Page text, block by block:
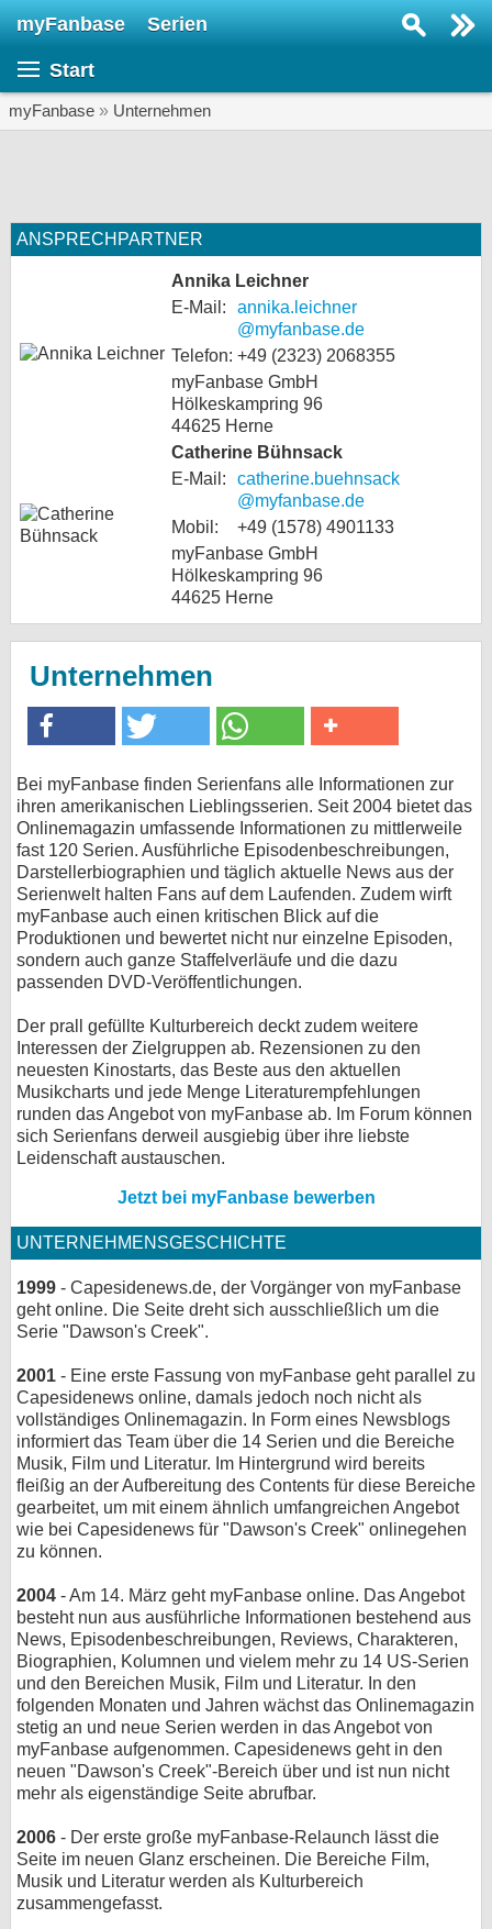
myFanbase Serien
Start
myFanbase » Unternehmen
ANSPRECHPARTNER
Annika Leichner
E-Mail:
annika.leichner
@myfanbase.de
Telefon: +49 (2323) 2068355
myFanbase GmbH
Hölkeskampring 96
44625 Herne
Catherine Bühnsack
E-Mail:
catherine.buehnsack
@myfanbase.de
Mobil:
+49 (1578) 4901133
myFanbase GmbH
Hölkeskampring 96
44625 Herne
Unternehmen
Bei myFanbase finden Serienfans alle Informationen zur
ihren amerikanischen Lieblingsserien. Seit 2004 bietet das
Onlinemagazin umfassende Informationen zu mittlerweile
fast 120 Serien. Ausführliche Episodenbeschreibungen,
Darstellerbiographien und täglich aktuelle News aus der
Serienwelt halten Fans auf dem Laufenden. Zudem wirft
myFanbase auch einen kritischen Blick auf die
Produktionen und bewertet nicht nur einzelne Episoden,
sondern auch ganze Staffelverläufe und die dazu
passenden DVD-Veröffentlichungen.
Der prall gefüllte Kulturbereich deckt zudem weitere
Interessen der Zielgruppen ab. Rezensionen zu den
neuesten Kinostarts, das Beste aus den aktuellen
Musikcharts und jede Menge Literaturempfehlungen
runden das Angebot von myFanbase ab. Im Forum können
sich Serienfans derweil ausgiebig über ihre liebste
Leidenschaft austauschen.
Jetzt bei myFanbase bewerben
UNTERNEHMENSGESCHICHTE
1999 - Capesidenews.de, der Vorgänger von myFanbase
geht online. Die Seite dreht sich ausschließlich um die
Serie "Dawson's Creek".
2001 - Eine erste Fassung von myFanbase geht parallel zu
Capesidenews online, damals jedoch noch nicht als
vollständiges Onlinemagazin. In Form eines Newsblogs
informiert das Team über die 14 Serien und die Bereiche
Musik, Film und Literatur. Im Hintergrund wird bereits
fleißig an der Aufbereitung des Contents für diese Bereiche
gearbeitet, um mit einem ähnlich umfangreichen Angebot
wie bei Capesidenews für "Dawson's Creek" onlinegehen
zu können.
2004 - Am 14. März geht myFanbase online. Das Angebot
besteht nun aus ausführliche Informationen bestehend aus
News, Episodenbeschreibungen, Reviews, Charakteren,
Biographien, Kolumnen und vielem mehr zu 14 US-Serien
und den Bereichen Musik, Film und Literatur. In den
folgenden Monaten und Jahren wächst das Onlinemagazin
stetig an und neue Serien werden in das Angebot von
myFanbase aufgenommen. Capesidenews geht in den
neuen "Dawson's Creek"-Bereich über und ist nun nicht
mehr als eigenständige Seite abrufbar.
2006 - Der erste große myFanbase-Relaunch lässt die
Seite im neuen Glanz erscheinen. Die Bereiche Film,
Musik und Literatur werden als Kulturbereich
zusammengefasst.
Veranstaltungen
Specials
SERVICE
Gewinnspiele
Forum
bei X
bei Facebook
Kontakt
Datenschutz
Cookie-Einstellungen
Impressum
Desktop-Ansicht
myFanbase